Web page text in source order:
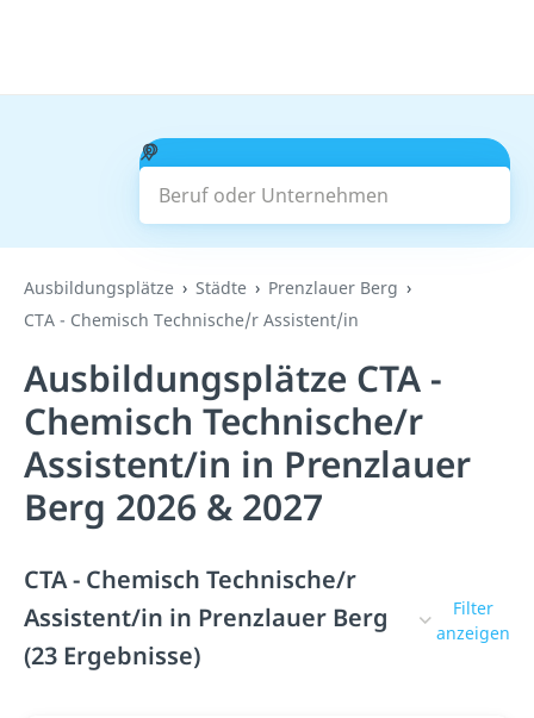
Beruf oder Unternehmen
Suchen
Ausbildungsplätze Städte
Prenzlauer Berg
CTA - Chemisch Technische/r Assistent/in
Ausbildungsplätze CTA -
Chemisch Technische/r
Assistent/in in Prenzlauer
Berg 2026 & 2027
CTA - Chemisch Technische/r
Assistent/in in Prenzlauer Berg
(23 Ergebnisse)
Filter
anzeigen